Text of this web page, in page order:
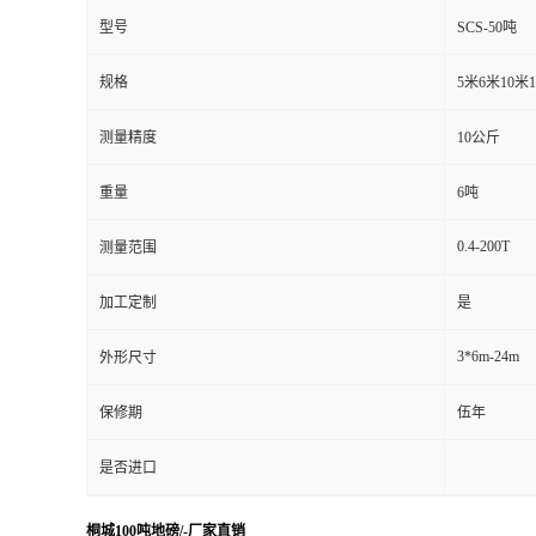
型号 SCS-50吨
规格 5米6米10米
测量精度 10公斤
重量 6吨
测量范围 0.4-200T
加工定制 是
外形尺寸 3*6m-24m
保修期 伍年
是否进口
桐城100吨地磅/-厂家直销